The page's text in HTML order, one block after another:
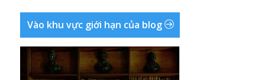
Vào khu vực giới hạn của blog